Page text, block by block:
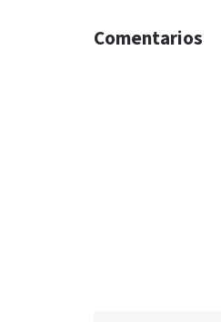
Comentarios